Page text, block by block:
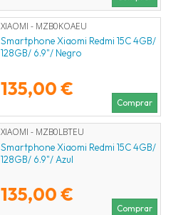
XIAOMI - MZB0KOAEU
Smartphone Xiaomi Redmi 15C 4GB/
128GB/ 6.9"/ Negro
135,00 €
Comprar
XIAOMI - MZB0LBTEU
Smartphone Xiaomi Redmi 15C 4GB/
128GB/ 6.9"/ Azul
135,00 €
Comprar